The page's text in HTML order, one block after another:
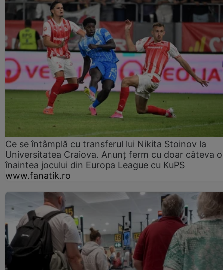
Ce se întâmplă cu transferul lui Nikita Stoinov la
Universitatea Craiova. Anunț ferm cu doar câteva
înaintea jocului din Europa League cu KuPS
www.fanatik.ro